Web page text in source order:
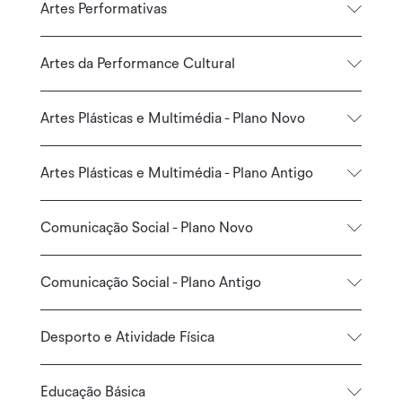
Artes Performativas
Artes da Performance Cultural
Artes Plásticas e Multimédia - Plano Novo
Artes Plásticas e Multimédia - Plano Antigo
Comunicação Social - Plano Novo
Comunicação Social - Plano Antigo
Desporto e Atividade Física
Educação Básica